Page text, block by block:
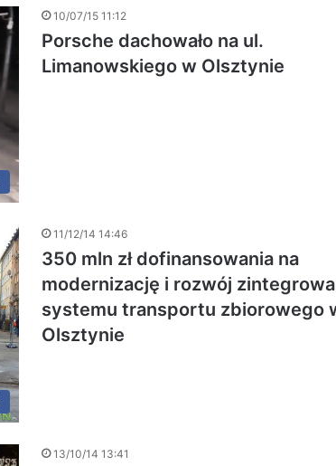
10/07/15 11:12
Porsche dachowało na ul.
Limanowskiego w Olsztynie
11/12/14 14:46
350 mln zł dofinansowania na
modernizację i rozwój
systemu transportu zbiorowego
Olsztynie
13/10/14 13:41